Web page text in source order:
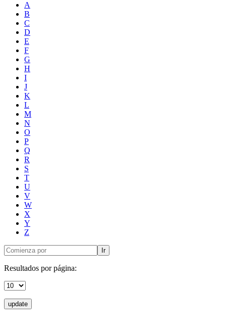
A
B
C
D
E
F
G
H
I
J
K
L
M
N
O
P
Q
R
S
T
U
V
W
X
Y
Z
Ir
Resultados por página:
update